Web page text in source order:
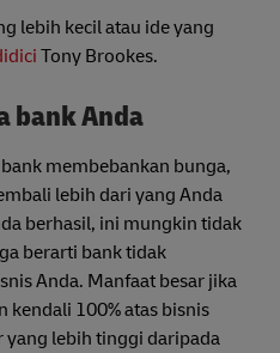
lebih kecil atau ide yang
Tony Brookes.
bank Anda
membebankan bunga,
lebih dari yang Anda
berhasil, ini mungkin tidak
berarti bank tidak
Anda. Manfaat besar jika
100% atas bisnis
yang lebih tinggi daripada